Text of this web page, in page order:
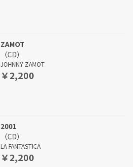
ZAMOT
（CD）
JOHNNY ZAMOT
￥2,200
2001
（CD）
LA FANTASTICA
￥2,200